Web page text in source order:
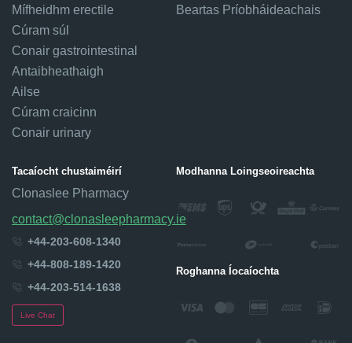
Mífheidhm erectile
Cúram súl
Conair gastrointestinal
Antaibheathaigh
Ailse
Cúram craicinn
Conair urinary
Beartas Príobháideachais
Tacaíocht chustaiméirí
Clonaslee Pharmacy
contact@clonasleepharmacy.ie
+44-203-608-1340
+44-808-189-1420
+44-203-514-1638
Live Chat
Modhanna Loingseoireachta
Roghanna Íocaíochta